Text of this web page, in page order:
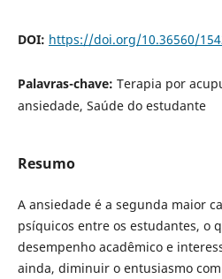
DOI: https://doi.org/10.36560/
Palavras-chave: Terapia por
ansiedade, Saúde do estudante
Resumo
A ansiedade é a segunda maior
psíquicos entre os estudantes, o
desempenho acadêmico e
ainda, diminuir o entusiasmo